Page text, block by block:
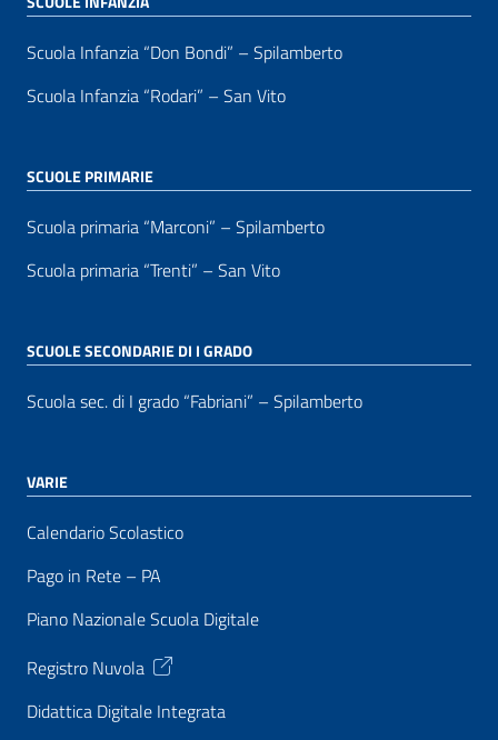
Scuola Infanzia “Don Bondi” – Spilamberto
Scuola Infanzia “Rodari” – San Vito
SCUOLE PRIMARIE
Scuola primaria “Marconi” – Spilamberto
Scuola primaria “Trenti” – San Vito
SCUOLE SECONDARIE DI I GRADO
Scuola sec. di I grado “Fabriani” – Spilamberto
VARIE
Calendario Scolastico
Pago in Rete – PA
Piano Nazionale Scuola Digitale
Registro Nuvola
Didattica Digitale Integrata